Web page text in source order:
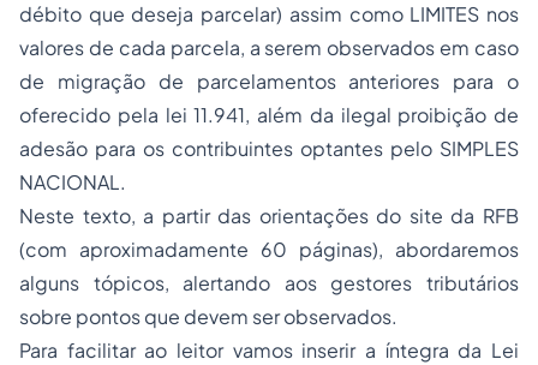
débito que deseja parcelar) assim como LIMITES nos
valores de cada parcela, a serem observados em caso
de migração de parcelamentos anteriores para o
oferecido pela lei 11.941, além da ilegal proibição de
adesão para os contribuintes optantes pelo SIMPLES
NACIONAL.
Neste texto, a partir das orientações do site da RFB
(com aproximadamente 60 páginas), abordaremos
alguns tópicos, alertando aos gestores tributários
sobre pontos que devem ser observados.
Para facilitar ao leitor vamos inserir a íntegra da Lei